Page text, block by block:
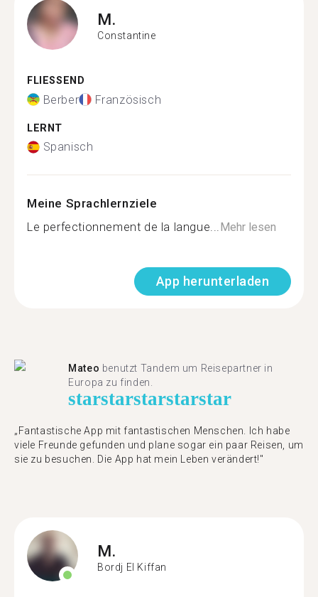
M.
Constantine
FLIESSEND
Berber Französisch
LERNT
Spanisch
Meine Sprachlernziele
Le perfectionnement de la langue...Mehr lesen
App herunterladen
Mateo benutzt Tandem um Reisepartner in
Europa zu finden.
starstarstarstarstar
„Fantastische App mit fantastischen Menschen. Ich habe
viele Freunde gefunden und plane sogar ein paar Reisen, um
sie zu besuchen. Die App hat mein Leben verändert!"
M.
Bordj El Kiffan